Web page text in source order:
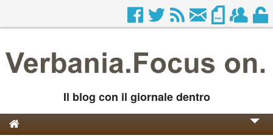
Il blog con il giornale dentro